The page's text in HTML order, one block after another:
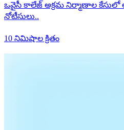
ఒవైసీ కాలేజ్ అక్రమ నిర్మాణాల కేసులో
నోటీసులు..
10 నిమిషాల క్రితం